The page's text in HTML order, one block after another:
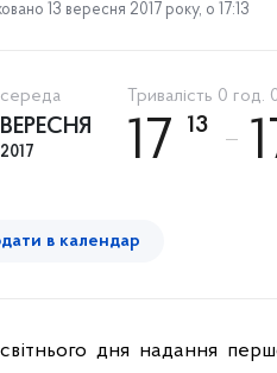
13 вересня 2017 року, о 17:13
середа
ВЕРЕСНЯ
2017
Тривалість 0 год.
17 13
в календар
дня надання